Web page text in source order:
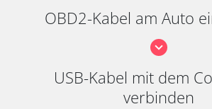
OBD2-Kabel am Auto
USB-Kabel mit dem
verbinden